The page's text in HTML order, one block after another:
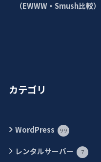
（EWWW・Smush比較）
カテゴリ
WordPress 99
レンタルサーバー 7